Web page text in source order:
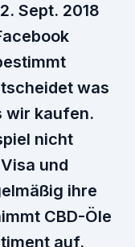
Sept. 2018
was
wir kaufen.
nicht
und
ihre
CBD-Öle
auf.